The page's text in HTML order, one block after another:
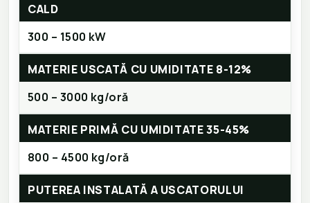
CALD
300 – 1500 kW
MATERIE USCATĂ CU UMIDITATE 8-12%
500 – 3000 kg/oră
MATERIE PRIMĂ CU UMIDITATE 35-45%
800 – 4500 kg/oră
PUTEREA INSTALATĂ A USCATORULUI